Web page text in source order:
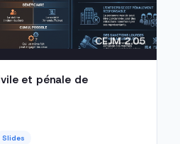
CEJM 2.05
et pénale de
Slides